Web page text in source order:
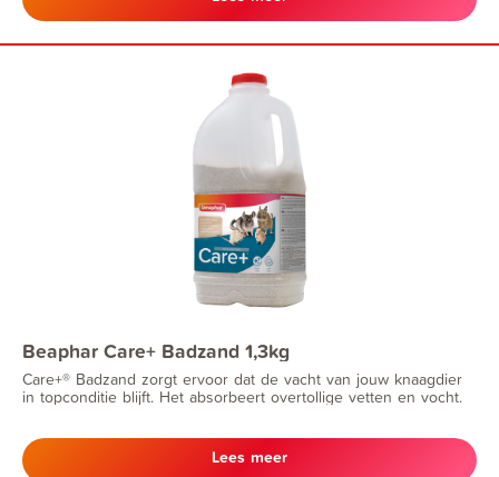
Beaphar Care+ Badzand 1,3kg
Care+® Badzand zorgt ervoor dat de vacht van jouw knaagdier
in topconditie blijft. Het absorbeert overtollige vetten en vocht.
Lees meer